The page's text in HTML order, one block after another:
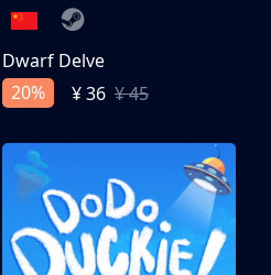
Dwarf Delve
20%
¥ 36 ¥ 45